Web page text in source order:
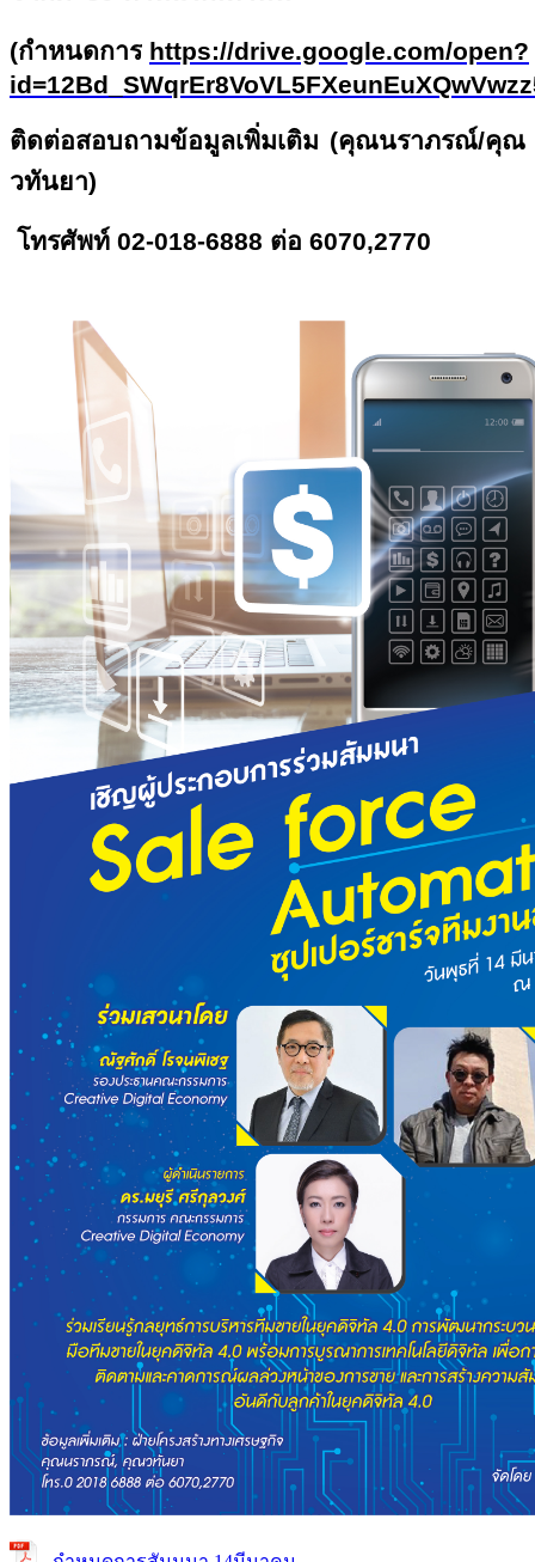
(กำหนดการ https://drive.google.com/open?
ติดต่อสอบถามข้อมูลเพิ่มเติม (คุณนราภรณ์/คุณ
วทันยา)
โทรศัพท์ 02-018-6888 ต่อ 6070,2770